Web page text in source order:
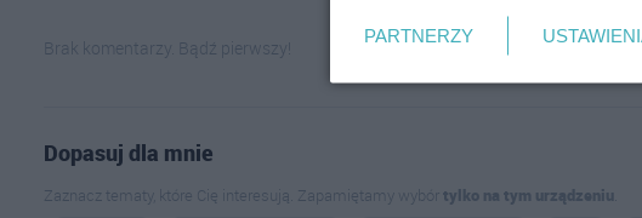
Brak komentarzy. Bądź pierwszy!
Dopasuj dla mnie
Zaznacz tematy, które Cię interesują. Zapamiętamy wybórtylko na tym urządzeniu
PARTNERZY